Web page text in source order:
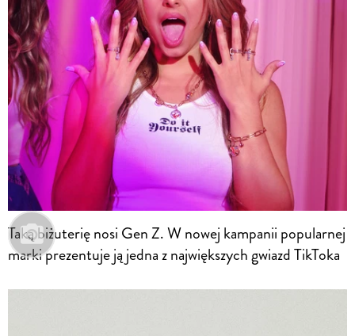
Taką biżuterię nosi Gen Z. W nowej kampanii popularnej
marki prezentuje ją jedna z największych gwiazd TikToka